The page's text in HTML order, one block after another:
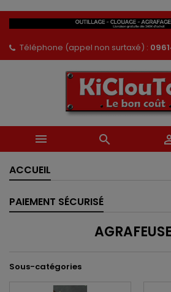
Téléphone (appel non surtaxé) :
 
ACCUEIL
PAIEMENT SÉCURISÉ
Sous-catégories